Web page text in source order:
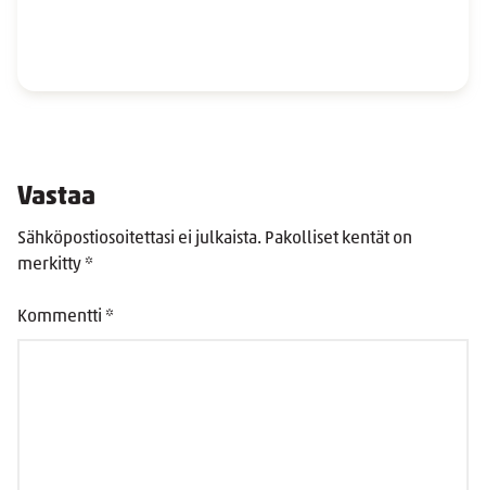
Vastaa
Sähköpostiosoitettasi ei julkaista. Pakolliset kentät on
merkitty *
Kommentti *